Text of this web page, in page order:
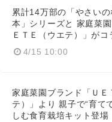
累計14万部の「やさい
本」シリーズと 家庭菜
ＥＴＥ（ウエテ）」がコ
4/15 10:00
家庭菜園ブランド「ＵＥ
テ）」より 親子で“育て
しむ食育栽培キット登場